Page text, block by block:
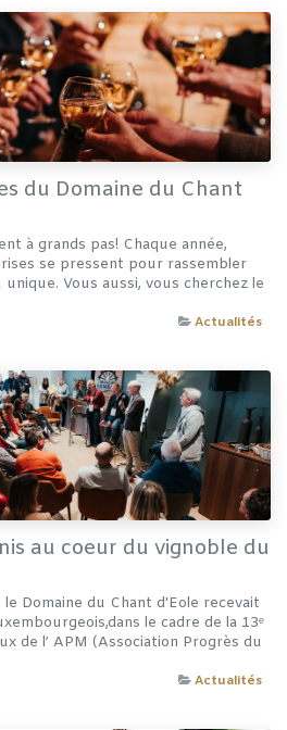
du Domaine du Chant
à grands pas! Chaque année,
se pressent pour rassembler
Vous aussi, vous cherchez le
Actualités
au coeur du vignoble du
Domaine du Chant d'Eole recevait
le cadre de la 13ᵉ
de l’ APM (Association Progrès du
Actualités